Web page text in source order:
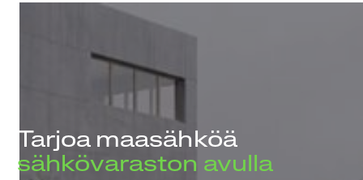
Tarjoa maasähköä
sähkövaraston avulla